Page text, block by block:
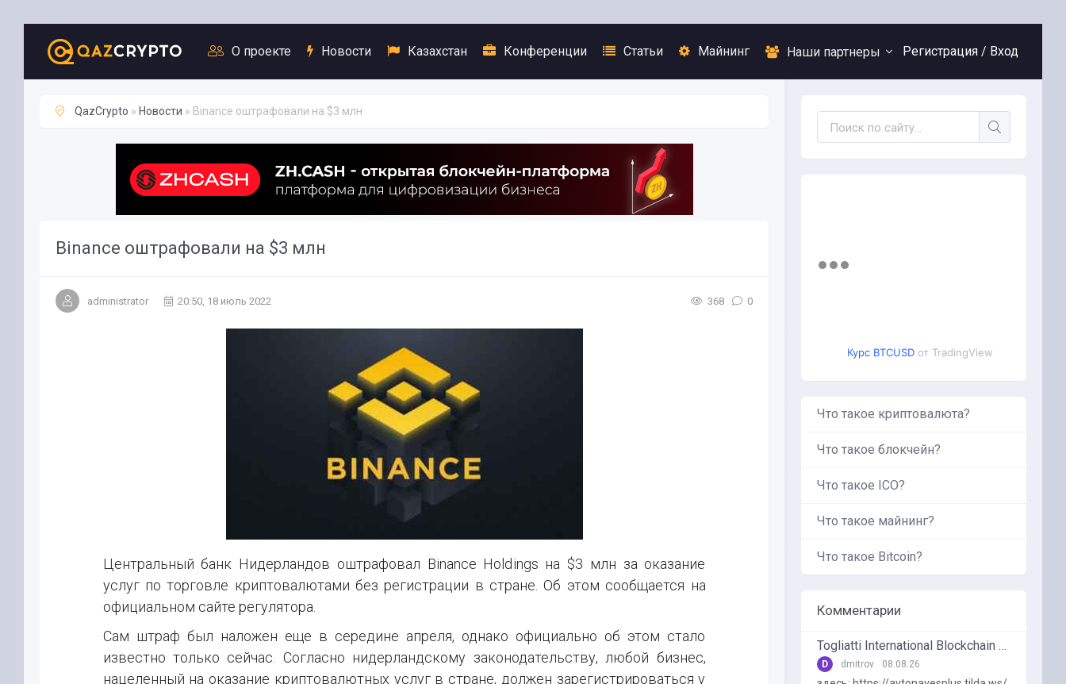
О проекте Новости Казахстан Конференции Статьи Майнинг Наши партнеры Регистрация / Вход
QazCrypto » Новости » Binance оштрафовали на $3 млн
Binance оштрафовали на $3 млн
Новости
administrator 20:50, 18 июль 2022 368 0
Центральный банк Нидерландов оштрафовал Binance Holdings на $3 млн за оказание
услуг по торговле криптовалютами без регистрации в стране. Об этом сообщается на
официальном сайте регулятора.
Сам штраф был наложен еще в середине апреля, однако официально об этом стало
известно только сейчас. Согласно нидерландскому законодательству, любой бизнес,
нацеленный на оказание криптовалютных услуг в стране, должен зарегистрироваться у
Курс BTCUSD от TradingView
Что такое криптовалюта?
Что такое блокчейн?
Что такое ICO?
Что такое майнинг?
Что такое Bitcoin?
Комментарии
Togliatti International Blockchain Forum
D dmitrov 08.08.26